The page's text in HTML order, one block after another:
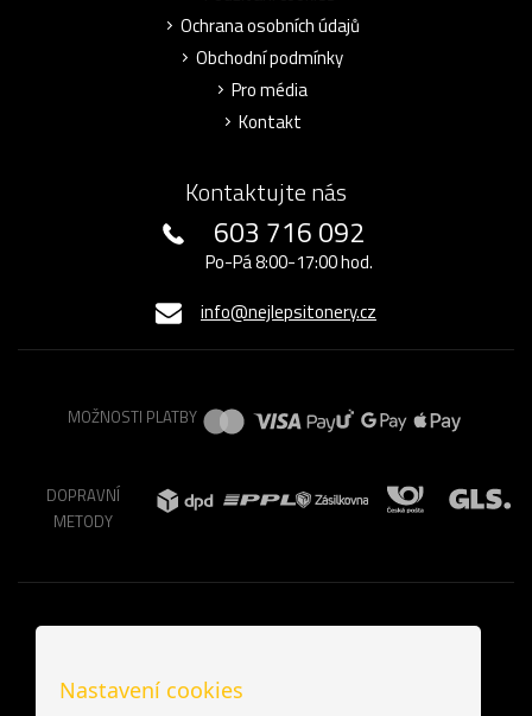
Ochrana osobních údajů
Obchodní podmínky
Pro média
Kontakt
Kontaktujte nás
603 716 092
Po-Pá 8:00-17:00 hod.
info@nejlepsitonery.cz
MOŽNOSTI PLATBY
DOPRAVNÍ
METODY
Nastavení cookies